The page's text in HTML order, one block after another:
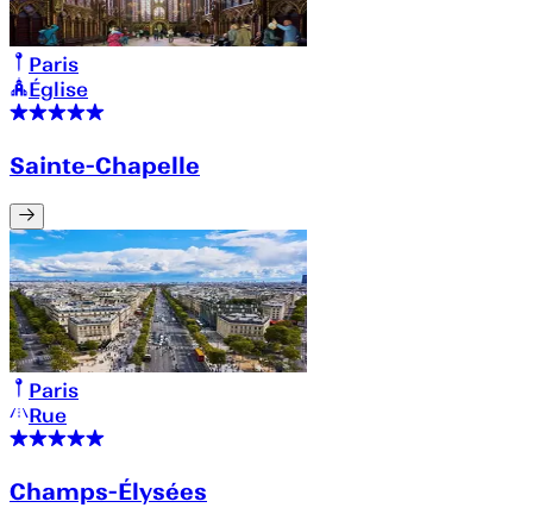
Paris
Église
Sainte-Chapelle
Paris
Rue
Champs-Élysées